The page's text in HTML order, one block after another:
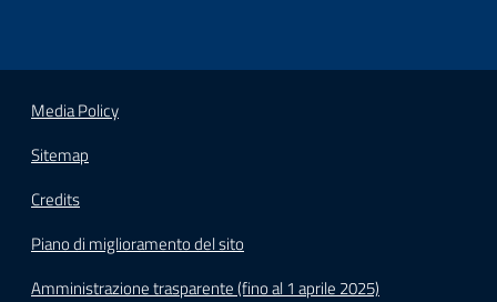
Media Policy
Sitemap
Credits
Piano di miglioramento del sito
Amministrazione trasparente (fino al 1 aprile 2025)